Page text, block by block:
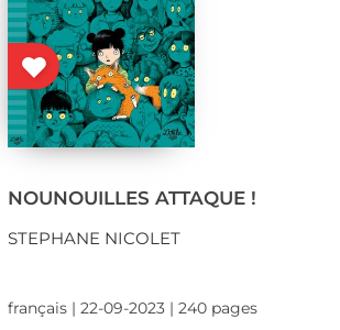
NOUNOUILLES ATTAQUE !
STEPHANE NICOLET
français | 22-09-2023 | 240 pages